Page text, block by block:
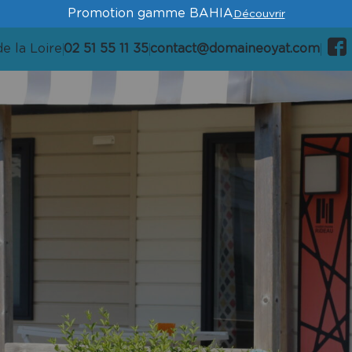
Promotion gamme BAHIADécouvrir
la Loire 02 51 55 11 35contact@domaineoyat.com